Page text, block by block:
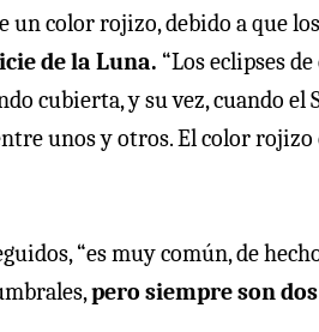
un color rojizo, debido a que
de la Luna. “Los eclipses
cubierta, y su vez, cuando
unos y otros. El color rojizo
“es muy común, de
pero siempre son